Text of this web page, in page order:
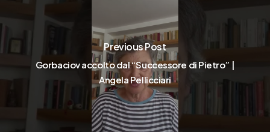
Previous Post
Gorbaciov accolto dal “Successore di Pietro” |
Angela Pellicciari